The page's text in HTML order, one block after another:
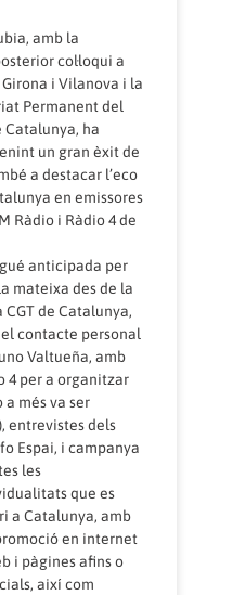
amb la
col·loqui a
i Vilanova i la
Permanent del
Catalunya, ha
un gran èxit de
a destacar l’eco
en emissores
Ràdio i Ràdio 4 de
anticipada per
mateixa des de la
de Catalunya,
contacte personal
Valtueña, amb
4 per a organitzar
a més va ser
entrevistes dels
Espai, i campanya
les
que es
a Catalunya, amb
en internet
i pàgines afins o
així com